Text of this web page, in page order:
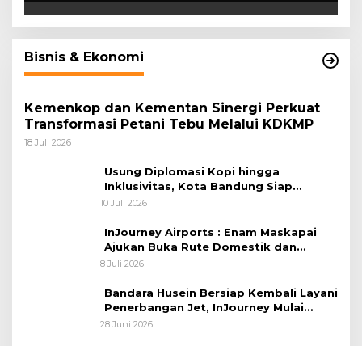
Bisnis & Ekonomi
Kemenkop dan Kementan Sinergi Perkuat
Transformasi Petani Tebu Melalui KDKMP
18 Juli 2026
Usung Diplomasi Kopi hingga
Inklusivitas, Kota Bandung Siap
Sambut 25 Duta Besar di Festival Asia
10 Juli 2026
InJourney Airports : Enam Maskapai
Ajukan Buka Rute Domestik dan
Internasional dari Bandara Husein
8 Juli 2026
Bandara Husein Bersiap Kembali Layani
Penerbangan Jet, InJourney Mulai
Tahap Optimalisasi
28 Juni 2026